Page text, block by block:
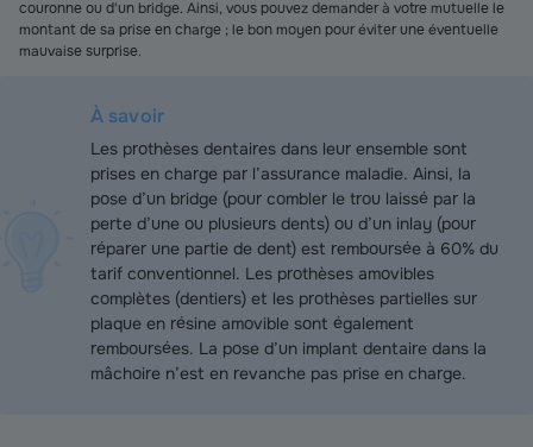
couronne ou d'un bridge. Ainsi, vous pouvez demander à votre mutuelle le
montant de sa prise en charge ; le bon moyen pour éviter une éventuelle
mauvaise surprise.
À savoir
Les prothèses dentaires dans leur ensemble sont
prises en charge par l’assurance maladie. Ainsi, la
pose d’un bridge (pour combler le trou laissé par la
perte d’une ou plusieurs dents) ou d’un inlay (pour
réparer une partie de dent) est remboursée à 60% du
tarif conventionnel. Les prothèses amovibles
complètes (dentiers) et les prothèses partielles sur
plaque en résine amovible sont également
remboursées. La pose d’un implant dentaire dans la
mâchoire n’est en revanche pas prise en charge.